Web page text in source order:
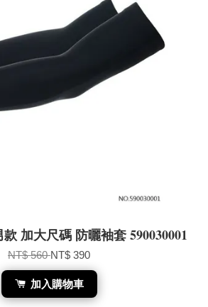
加大尺碼 防曬袖套 590030001
NT$ 560NT$ 390
加入購物車